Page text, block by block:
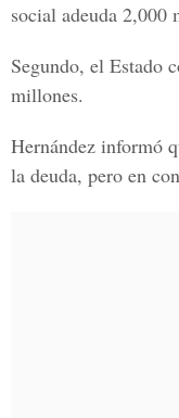
social adeuda 2,000
Segundo, el Estado
millones.
Hernández informó
la deuda, pero en